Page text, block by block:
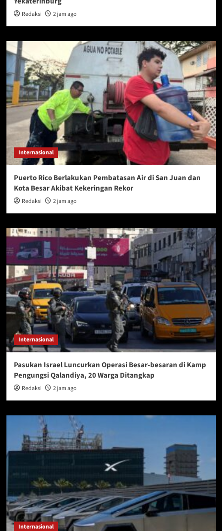
Redaksi 2 jam ago
Internasional
Puerto Rico Berlakukan Pembatasan Air di San Juan dan
Kota Besar Akibat Kekeringan Rekor
Redaksi 2 jam ago
Internasional
Pasukan Israel Luncurkan Operasi Besar-besaran di Kamp
Pengungsi Qalandiya, 20 Warga Ditangkap
Redaksi 2 jam ago
Internasional